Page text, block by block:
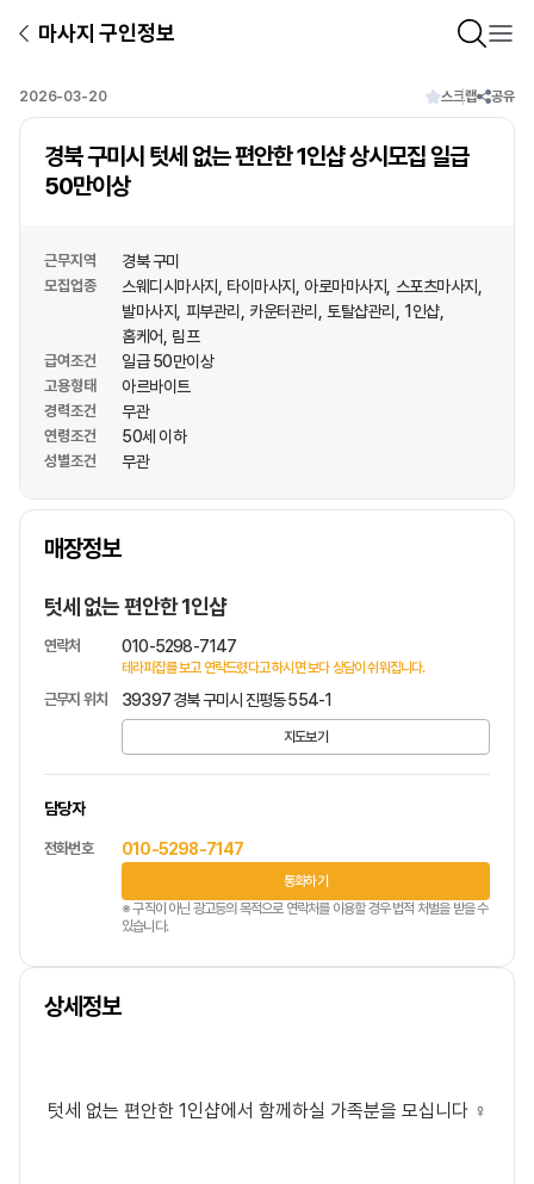
마사지 구인정보
2026-03-20 스크랩 공유
경북 구미시 텃세 없는 편안한 1인샵 상시모집 일급
50만이상
근무지역 경북 구미
모집업종 스웨디시마사지 타이마사지 아로마마사지
스포츠마사지
발마사지
피부관리 카운터관리 토탈샵관리
1인샵
홈케어
림프
급여조건 일급 50만이상
고용형태 아르바이트
경력조건 무관
연령조건 50세 이하
성별조건 무관
매장정보
상호명
텃세 없는 편안한 1인샵
연락처 010-5298-7147
테라피잡를 보고 연락드렸다고 하시면 보다 상담이 쉬워집니다.
근무지 위치 39397 경북 구미시 진평동 554-1
지도보기
담당자
전화번호 010-5298-7147
통화하기
※ 구직이 아닌 광고등의 목적으로 연락처를 이용할 경우 법적 처벌을 받을 수
있습니다.
상세정보
텃세 없는 편안한 1인샵에서 함께하실 가족분을 모십니다 ‍♀️